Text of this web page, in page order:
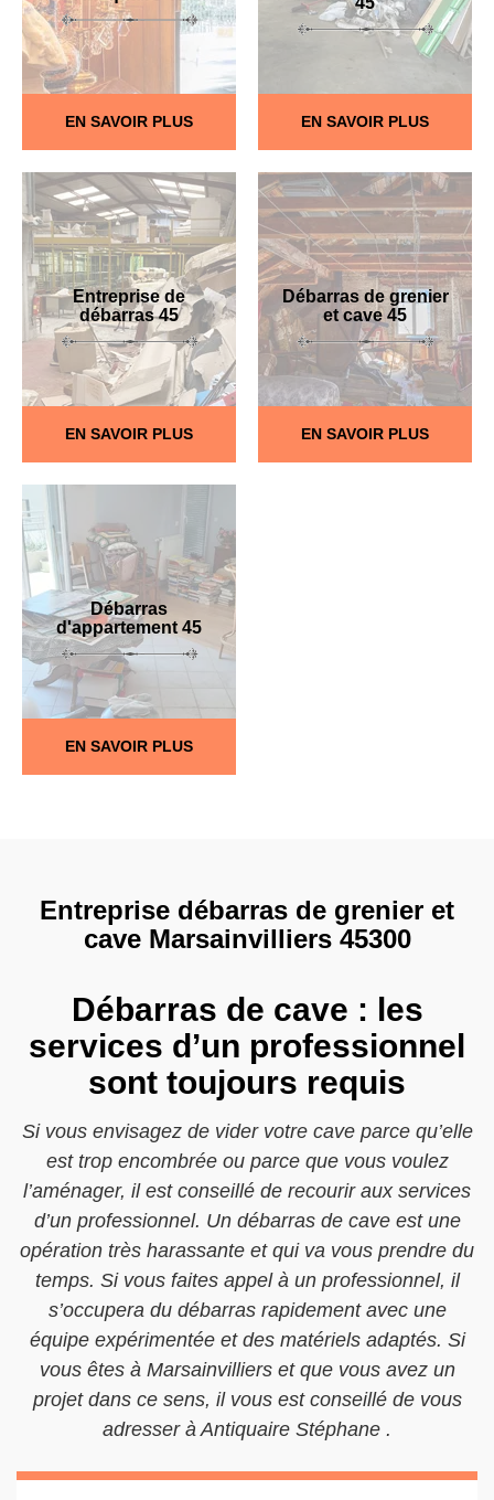
EN SAVOIR PLUS EN SAVOIR PLUS
Entreprise de
débarras 45
EN SAVOIR PLUS
Débarras de grenier
et cave 45
EN SAVOIR PLUS
Débarras
d'appartement 45
EN SAVOIR PLUS
Entreprise débarras de grenier et
cave Marsainvilliers 45300
Débarras de cave : les
services d’un professionnel
sont toujours requis
Si vous envisagez de vider votre cave parce qu’elle
est trop encombrée ou parce que vous voulez
l’aménager, il est conseillé de recourir aux services
d’un professionnel. Un débarras de cave est une
opération très harassante et qui va vous prendre du
temps. Si vous faites appel à un professionnel, il
s’occupera du débarras rapidement avec une
équipe expérimentée et des matériels adaptés. Si
vous êtes à Marsainvilliers et que vous avez un
projet dans ce sens, il vous est conseillé de vous
adresser à Antiquaire Stéphane .